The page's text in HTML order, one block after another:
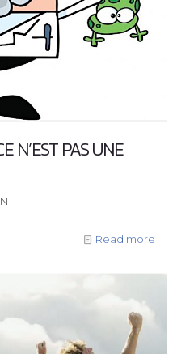
N’EST PAS UNE
Read more